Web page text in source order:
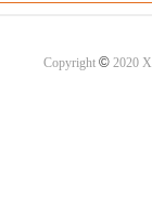
Copyright ©2020